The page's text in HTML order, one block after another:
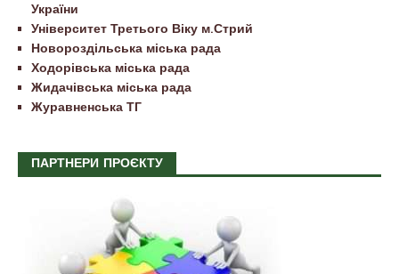
України
Університет Третього Віку м.Стрий
Новороздільська міська рада
Ходорівська міська рада
Жидачівська міська рада
Журавненська ТГ
ПАРТНЕРИ ПРОЄКТУ